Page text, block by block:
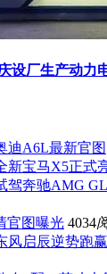
设厂生产动力
迪A6L最新官图
新宝马X5正式
驾奔驰AMG
官图曝光 4034
风启辰逆势跑